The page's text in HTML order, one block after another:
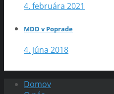
4. februára 2021
MDD v Poprade
4. júna 2018
Domov